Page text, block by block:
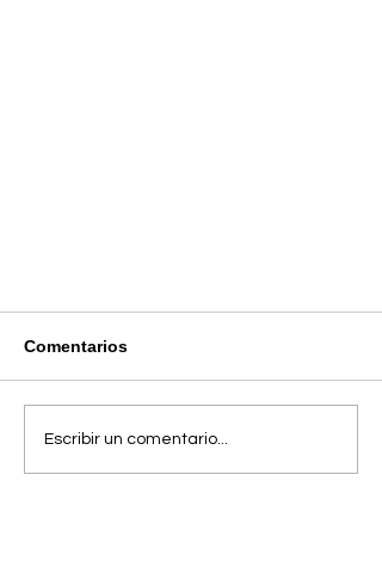
Comentarios
Escribir un comentario...